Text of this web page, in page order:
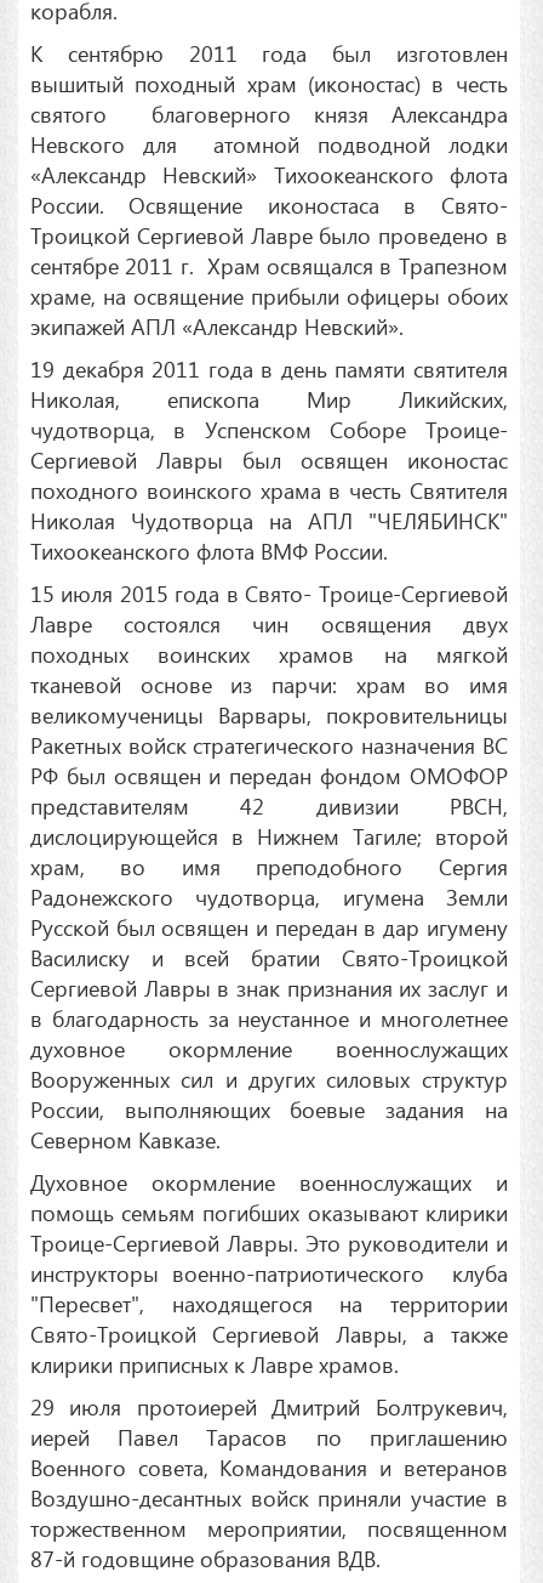
корабля.
К сентябрю 2011 года был изготовлен
вышитый походный храм (иконостас) в честь
святого благоверного князя Александра
Невского для атомной подводной лодки
«Александр Невский» Тихоокеанского флота
России. Освящение иконостаса в Свято-
Троицкой Сергиевой Лавре было проведено в
сентябре 2011 г. Храм освящался в Трапезном
храме, на освящение прибыли офицеры обоих
экипажей АПЛ «Александр Невский».
19 декабря 2011 года в день памяти святителя
Николая, епископа Мир Ликийских,
чудотворца, в Успенском Соборе Троице-
Сергиевой Лавры был освящен иконостас
походного воинского храма в честь Святителя
Николая Чудотворца на АПЛ "ЧЕЛЯБИНСК"
Тихоокеанского флота ВМФ России.
15 июля 2015 года в Свято- Троице-Сергиевой
Лавре состоялся чин освящения двух
походных воинских храмов на мягкой
тканевой основе из парчи: храм во имя
великомученицы Варвары, покровительницы
Ракетных войск стратегического назначения ВС
РФ был освящен и передан фондом ОМОФОР
представителям 42 дивизии РВСН,
дислоцирующейся в Нижнем Тагиле; второй
храм, во имя преподобного Сергия
Радонежского чудотворца, игумена Земли
Русской был освящен и передан в дар игумену
Василиску и всей братии Свято-Троицкой
Сергиевой Лавры в знак признания их заслуг и
в благодарность за неустанное и многолетнее
духовное окормление военнослужащих
Вооруженных сил и других силовых структур
России, выполняющих боевые задания на
Северном Кавказе.
Духовное окормление военнослужащих и
помощь семьям погибших оказывают клирики
Троице-Сергиевой Лавры. Это руководители и
инструкторы военно-патриотического клуба
"Пересвет", находящегося на территории
Свято-Троицкой Сергиевой Лавры, а также
клирики приписных к Лавре храмов.
29 июля протоиерей Дмитрий Болтрукевич,
иерей Павел Тарасов по приглашению
Военного совета, Командования и ветеранов
Воздушно-десантных войск приняли участие в
торжественном мероприятии, посвященном
87-й годовщине образования ВДВ.